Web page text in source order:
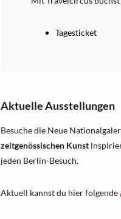
Tagesticket
Aktuelle Ausstellungen
Besuche die Neue
zeitgenössischen Kunst
jeden Berlin-Besuch.
Aktuell kannst du hier folgende